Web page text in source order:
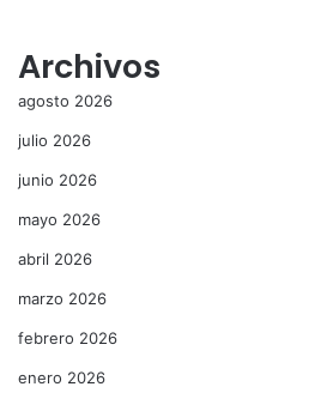
Archivos
agosto 2026
julio 2026
junio 2026
mayo 2026
abril 2026
marzo 2026
febrero 2026
enero 2026